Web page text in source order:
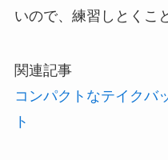
いので、練習しとくこ
関連記事
コンパクトなテイクバ
ト